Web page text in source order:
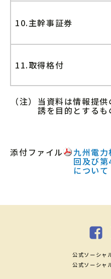
10.主幹事証券
11.取得格付
（注） 当資料は情報提
誘を目的とするも
添付ファイル
九州電
回及び
について
公式ソーシャ
公式ソーシャ